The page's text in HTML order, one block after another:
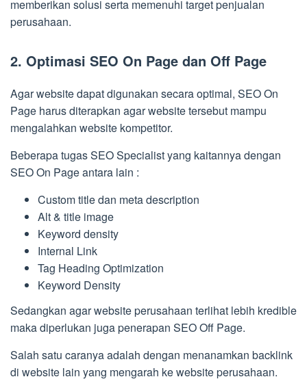
memberikan solusi serta memenuhi target penjualan
perusahaan.
2. Optimasi SEO On Page dan Off Page
Agar website dapat digunakan secara optimal, SEO On
Page harus diterapkan agar website tersebut mampu
mengalahkan website kompetitor.
Beberapa tugas SEO Specialist yang kaitannya dengan
SEO On Page antara lain :
Custom title dan meta description
Alt & title image
Keyword density
Internal Link
Tag Heading Optimization
Keyword Density
Sedangkan agar website perusahaan terlihat lebih kredible
maka diperlukan juga penerapan SEO Off Page.
Salah satu caranya adalah dengan menanamkan backlink
di website lain yang mengarah ke website perusahaan.